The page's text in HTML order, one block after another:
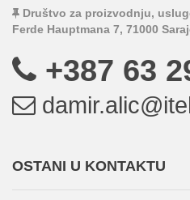
Društvo za proizvodnju,
Ferde Hauptmana 7, 71000
+387 63
OSTANI U KONTAKTU